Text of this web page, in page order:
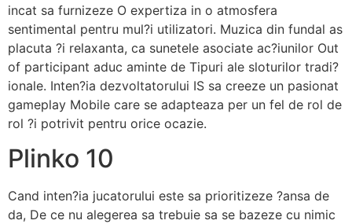
incat sa furnizeze O expertiza in o atmosfera
sentimental pentru mul?i utilizatori. Muzica din fundal as
placuta ?i relaxanta, ca sunetele asociate ac?iunilor Out
of participant aduc aminte de Tipuri ale sloturilor tradi?
ionale. Inten?ia dezvoltatorului IS sa creeze un pasionat
gameplay Mobile care se adapteaza per un fel de rol de
rol ?i potrivit pentru orice ocazie.
Plinko 10
Cand inten?ia jucatorului este sa prioritizeze ?ansa de
da, De ce nu alegerea sa trebuie sa se bazeze cu nimic